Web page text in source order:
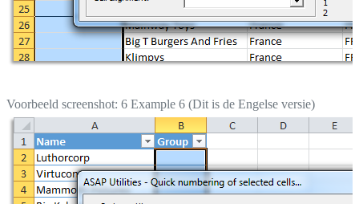
Voorbeeld screenshot: 6 Example 6 (Dit is de Engelse versie)